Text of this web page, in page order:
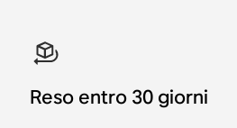
Reso entro 30 giorni